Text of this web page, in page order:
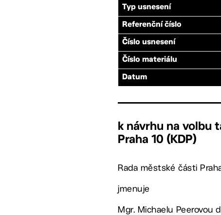
Typ usnesení
Referenční číslo
Číslo usnesení
Číslo materiálu
Datum
k návrhu na volbu
Praha 10 (KDP)
Rada městské části
jmenuje
Mgr. Michaelu Peerovou